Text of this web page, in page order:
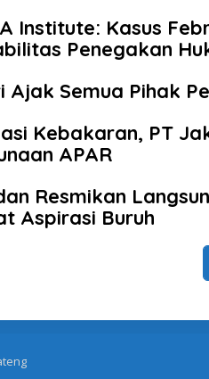
Institute: Kasus
Penegakan
Ajak Semua Pihak
Kebakaran, PT
APAR
Resmikan
Aspirasi Buruh